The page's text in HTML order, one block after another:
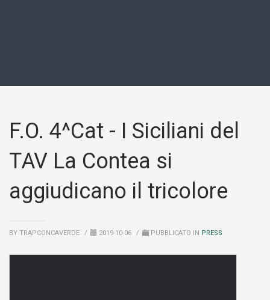
F.O. 4^Cat - I Siciliani del
TAV La Contea si
aggiudicano il tricolore
BY TRAPCONCAVERDE / 2019-10-06 / PUBBLICATO IN PRESS